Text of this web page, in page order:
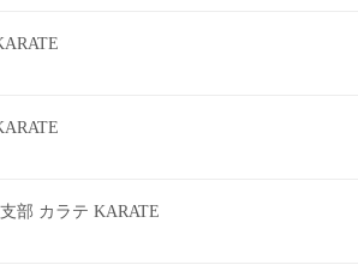
部 カラテ KARATE